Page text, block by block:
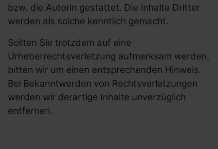
bzw. die Autorin gestattet. Die Inhalte Dritter
werden als solche kenntlich gemacht.
Sollten Sie trotzdem auf eine
Urheberrechtsverletzung aufmerksam werden,
bitten wir um einen entsprechenden Hinweis.
Bei Bekanntwerden von Rechtsverletzungen
werden wir derartige Inhalte unverzüglich
entfernen.